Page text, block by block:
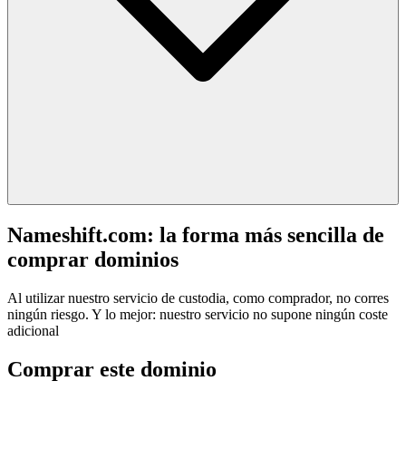
Nameshift.com: la forma más sencilla de
comprar dominios
Al utilizar nuestro servicio de custodia, como comprador, no corres
ningún riesgo. Y lo mejor: nuestro servicio no supone ningún coste
adicional
Comprar este dominio